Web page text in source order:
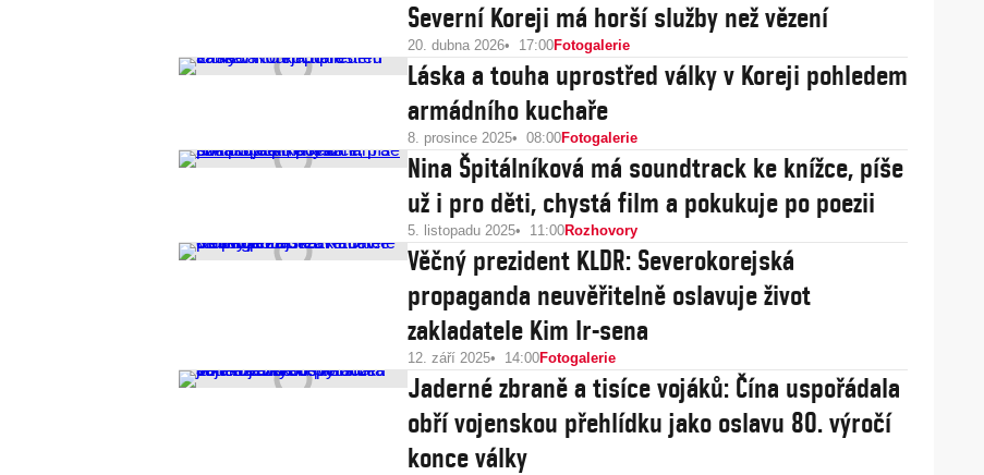
Severní Koreji má horší služby než vězení
20. dubna 2026 17:00Fotogalerie
Láska a touha uprostřed války v Koreji pohledem
armádního kuchaře
8. prosince 2025 08:00Fotogalerie
Nina Špitálníková má soundtrack ke knížce, píše
už i pro děti, chystá film a pokukuje po poezii
5. listopadu 2025 11:00Rozhovory
Věčný prezident KLDR: Severokorejská
propaganda neuvěřitelně oslavuje život
zakladatele Kim Ir-sena
12. září 2025 14:00Fotogalerie
Jaderné zbraně a tisíce vojáků: Čína uspořádala
obří vojenskou přehlídku jako oslavu 80. výročí
konce války